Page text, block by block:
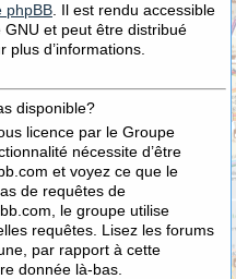
phpBB . Il est rendu accessible
et peut être distribué
d’informations.
disponible?
licence par le Groupe
nécessite d’être
et voyez ce que le
de requêtes de
le groupe utilise
requêtes. Lisez les forums
par rapport à cette
donnée là-bas.